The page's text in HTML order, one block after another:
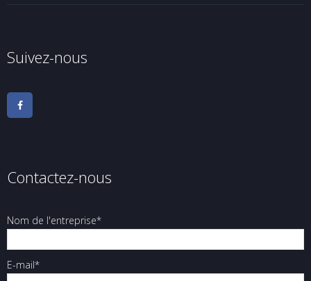
Suivez-nous
Contactez-nous
Nom de l'entreprise*
E-mail*